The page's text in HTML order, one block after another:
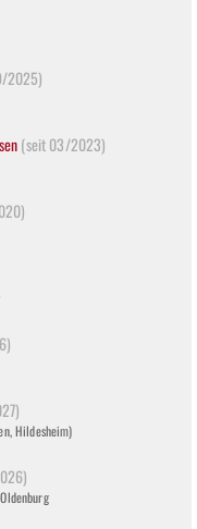
2025)
(seit 03/2023)
Hildesheim)